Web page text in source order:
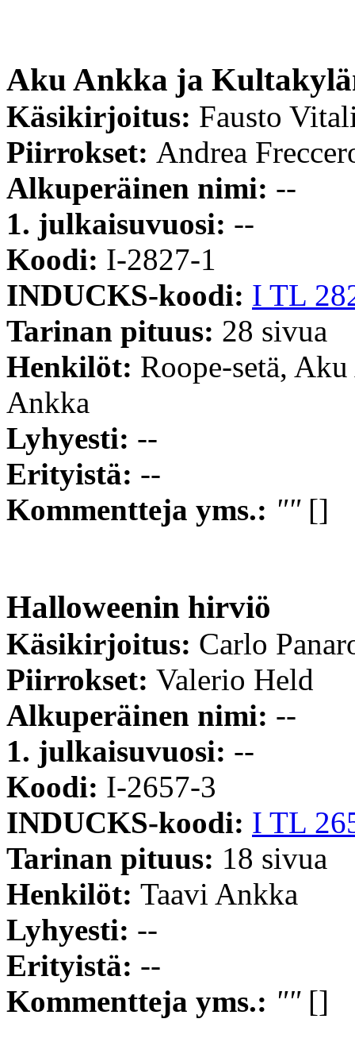
Aku Ankka ja
Käsikirjoitus: Fausto
Piirrokset: Andrea
Alkuperäinen nimi: --
1. julkaisuvuosi: --
Koodi: I-2827-1
INDUCKS-koodi: I TL
Tarinan pituus: 28 sivua
Henkilöt: Roope-setä,
Ankka
Lyhyesti: --
Erityistä: --
Kommentteja yms.: ""[]
Halloweenin hirviö
Käsikirjoitus: Carlo
Piirrokset: Valerio Held
Alkuperäinen nimi: --
1. julkaisuvuosi: --
Koodi: I-2657-3
INDUCKS-koodi: I TL
Tarinan pituus: 18 sivua
Henkilöt: Taavi Ankka
Lyhyesti: --
Erityistä: --
Kommentteja yms.: ""[]